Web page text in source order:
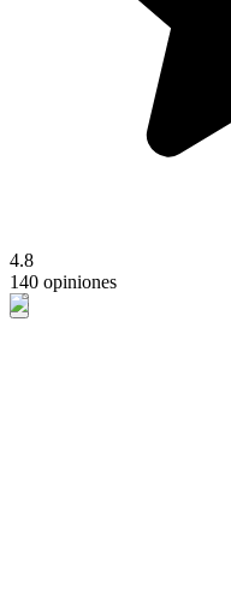
4.8
140 opiniones